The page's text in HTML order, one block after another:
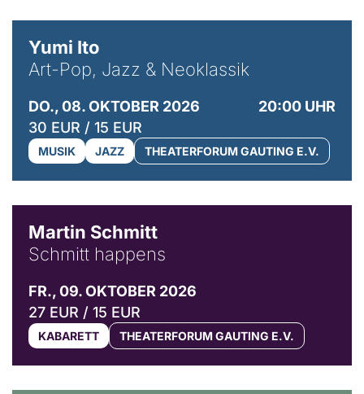
Yumi Ito
Art-Pop, Jazz & Neoklassik
DO., 08. OKTOBER 2026
20:00 UHR
30 EUR / 15 EUR
MUSIK JAZZ THEATERFORUM GAUTING E.V.
Martin Schmitt
Schmitt happens
FR., 09. OKTOBER 2026
27 EUR / 15 EUR
KABARETT THEATERFORUM GAUTING E.V.